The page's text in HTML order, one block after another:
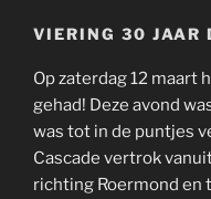
VIERING 30 JAAR
Op zaterdag 12 maart
gehad! Deze avond
was tot in de puntjes
Cascade vertrok
richting Roermond en